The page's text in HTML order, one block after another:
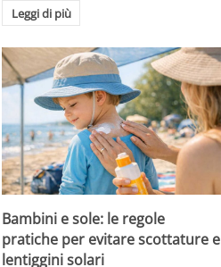
Leggi di più
Bambini e sole: le regole
pratiche per evitare scottature e
lentiggini solari